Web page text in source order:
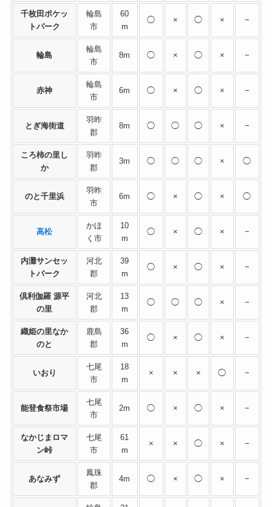
千枚田ポケッ
トパーク
輪島
市
60
m
◯ × ◯ × −
輪島
輪島
市
8m ◯ × ◯ × −
赤神
輪島
市
6m ◯ × ◯ × −
とぎ海街道
羽昨
郡
8m ◯ ◯ ◯ × −
ころ柿の里し
か
羽昨
郡
3m ◯ ◯ ◯ × ◯
のと千里浜
羽昨
市
6m ◯ × ◯ × ◯
高松
かほ
く市
10
m
◯ × ◯ × −
内灘サンセッ
トパーク
河北
郡
39
m
◯ × ◯ × −
倶利伽羅 源平
の里
河北
郡
13
m
◯ ◯ ◯ × −
織姫の里なか
のと
鹿島
郡
36
m
◯ × ◯ × −
いおり
七尾
市
18
m
× × × ◯ −
能登食祭市場
七尾
市
2m ◯ × ◯ × −
なかじまロマ
ン峠
七尾
市
61
m
× × ◯ × −
あなみず
鳳珠
郡
4m ◯ × ◯ × −